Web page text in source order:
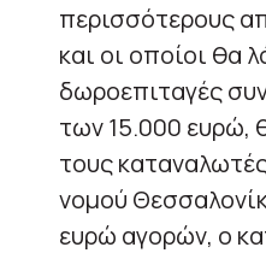
περισσότερους
και οι οποίοι θα
δωροεπιταγές
των 15.000 ευρώ,
τους
νομού
ευρώ αγορών, ο